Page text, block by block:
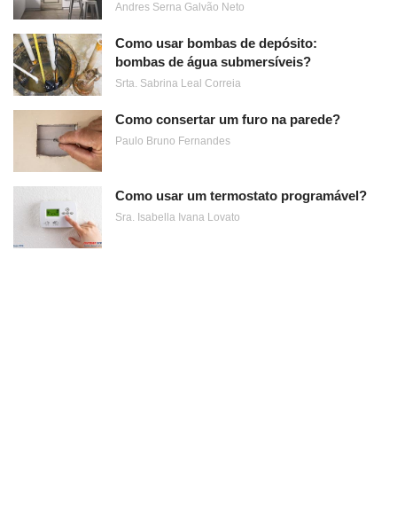
Andres Serna Galvão Neto
Como usar bombas de depósito:
bombas de água submersíveis?
Srta. Sabrina Leal Correia
Como consertar um furo na parede?
Paulo Bruno Fernandes
Como usar um termostato programável?
Sra. Isabella Ivana Lovato